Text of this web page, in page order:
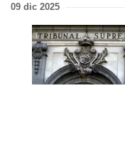
09 dic 2025